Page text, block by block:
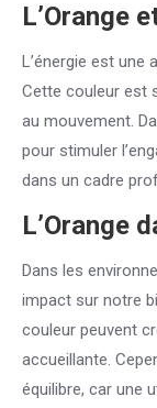
L’Orange
L’énergie est une
Cette couleur est
au mouvement.
pour stimuler
dans un cadre
L’Orange
Dans les
impact sur notre
couleur peuvent
accueillante.
équilibre, car une